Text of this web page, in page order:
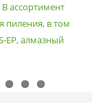
ассортимент
пиления, в том
EP, алмазный